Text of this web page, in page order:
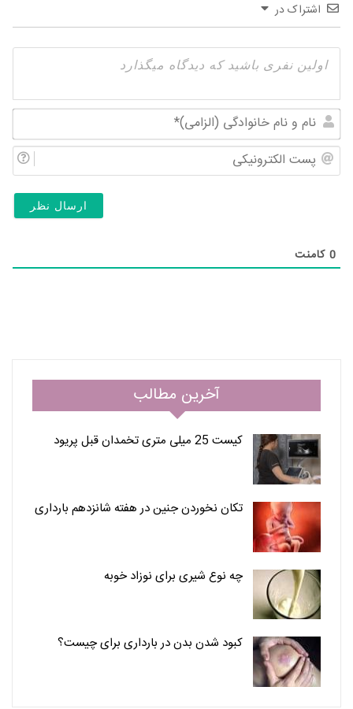
اشتراک در
و
0 کامنت
آخرین مطالب
کیست 25 میلی متری تخمدان قبل پریود
تکان نخوردن جنین در هفته شانزدهم بارداری
چه نوع شیری برای نوزاد خوبه
کبود شدن بدن در بارداری برای چیست؟